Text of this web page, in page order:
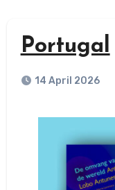
Portugal
14 April 2026